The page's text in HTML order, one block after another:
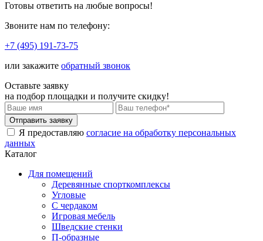
Готовы ответить на любые вопросы!
Звоните нам по телефону:
+7 (495) 191-73-75
или закажите обратный звонок
Оставьте заявку
на подбор площадки и получите скидку!
Я предоставляю согласие на обработку персональных
данных
Каталог
Для помещений
Деревянные спорткомплексы
Угловые
С чердаком
Игровая мебель
Шведские стенки
П-образные